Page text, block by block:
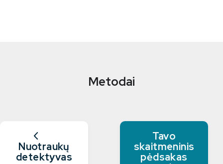
Metodai
Nuotraukų
detektyvas
Tavo
skaitmeninis
pėdsakas